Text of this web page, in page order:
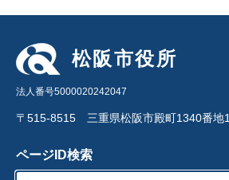
松阪市役所
法人番号5000020242047
〒515-8515 三重県松阪市殿町1340番地1
ページID検索